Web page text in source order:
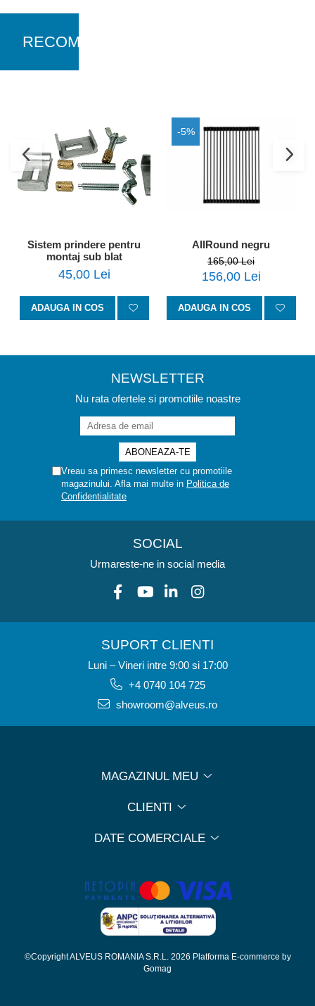
RECOMANDARI
Sistem prindere pentru
montaj sub blat
45,00 Lei
ADAUGA IN COS
-5%
AllRound negru
165,00 Lei
156,00 Lei
ADAUGA IN COS
NEWSLETTER
Nu rata ofertele si promotiile noastre
Vreau sa primesc newsletter cu promotiile
magazinului. Afla mai multe in Politica de
Confidentialitate
SOCIAL
Urmareste-ne in social media
SUPORT CLIENTI
Luni – Vineri intre 9:00 si 17:00
+4 0740 104 725
showroom@alveus.ro
MAGAZINUL MEU
CLIENTI
DATE COMERCIALE
©Copyright ALVEUS ROMANIA S.R.L. 2026 Platforma E-commerce by
Gomag